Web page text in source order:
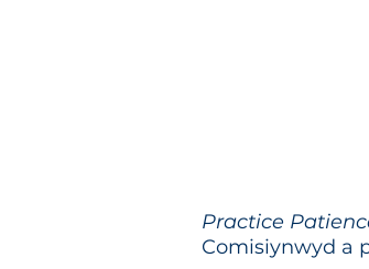
Practice
Comisiynwyd a